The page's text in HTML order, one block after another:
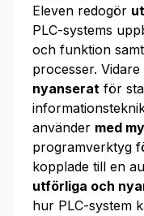
Eleven redogör
PLC-systems
och funktion
processer.
nyanserat för
använder med
programverktyg
kopplade till en
utförliga och
hur PLC-system